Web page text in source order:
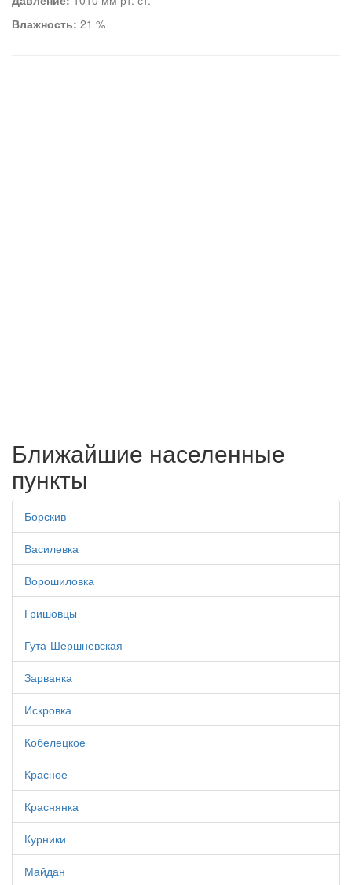
Влажность: 21 %
Ближайшие населенные
пункты
Борскив
Василевка
Ворошиловка
Гришовцы
Гута-Шершневская
Зарванка
Искровка
Кобелецкое
Красное
Краснянка
Курники
Майдан